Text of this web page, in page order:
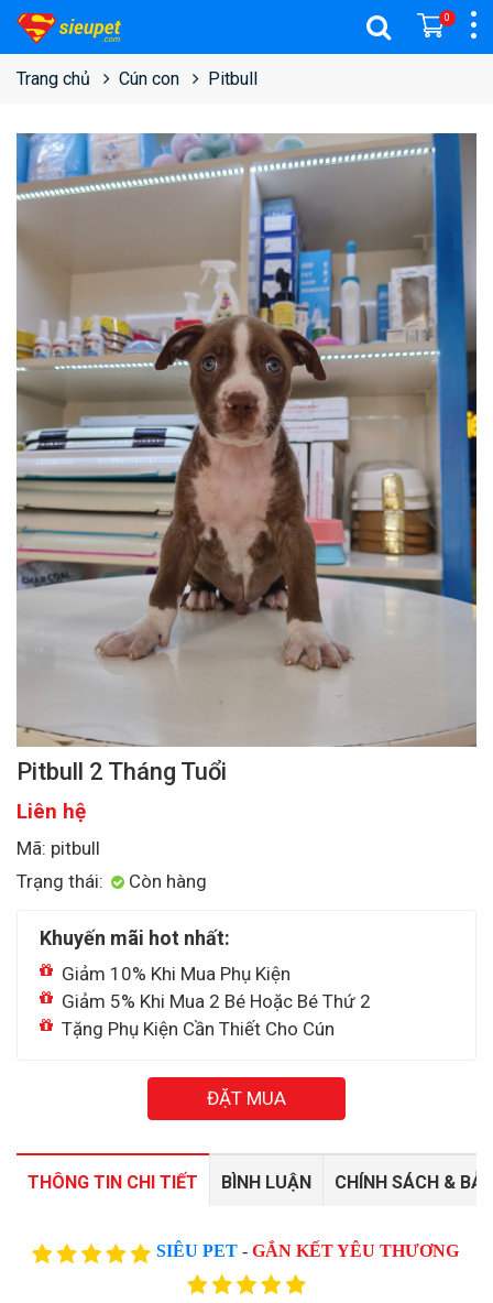
0
Trang chủ Cún con Pitbull
Pitbull 2 Tháng Tuổi
Liên hệ
Mã: pitbull
Trạng thái:
Còn hàng
Khuyến mãi hot nhất:
Giảm 10% Khi Mua Phụ Kiện
Giảm 5% Khi Mua 2 Bé Hoặc Bé Thứ 2
Tặng Phụ Kiện Cần Thiết Cho Cún
ĐẶT MUA
THÔNG TIN CHI TIẾT BÌNH LUẬN CHÍNH SÁCH &
SIÊU PET-GẮN KẾT YÊU THƯƠNG